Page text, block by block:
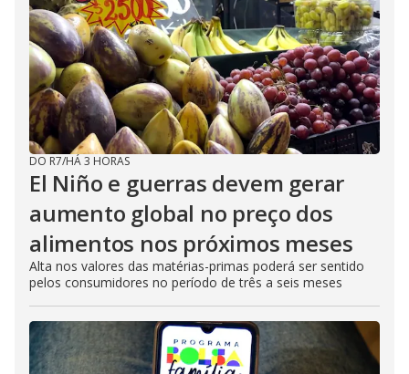
DO R7/HÁ 3 HORAS
El Niño e guerras devem gerar
aumento global no preço dos
alimentos nos próximos meses
Alta nos valores das matérias-primas poderá ser sentido
pelos consumidores no período de três a seis meses